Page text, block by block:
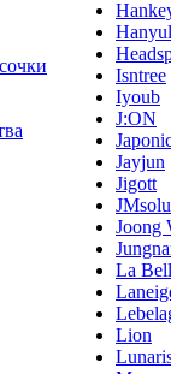
Hanyul
Isntree
Iyoub
J:ON
Jayjun
Jigott
Joong
La
Lion